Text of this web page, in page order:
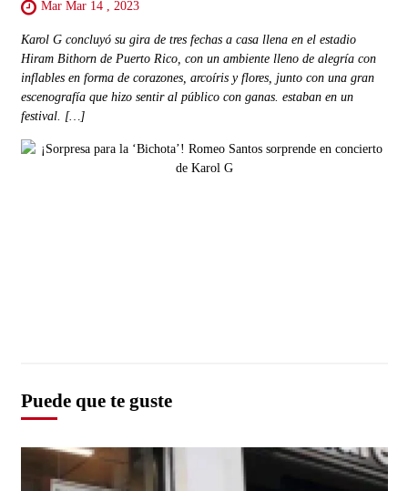
Mar Mar 14 , 2023
Karol G concluyó su gira de tres fechas a casa llena en el estadio
Hiram Bithorn de Puerto Rico, con un ambiente lleno de alegría con
inflables en forma de corazones, arcoíris y flores, junto con una gran
escenografía que hizo sentir al público con ganas. estaban en un
festival. […]
Puede que te guste